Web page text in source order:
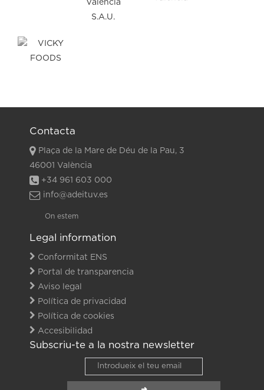
Contacta
Plaça de la Mare de Déu de la Pau, 3
46001 València
+34 961 603 000
info@adeituv.es
On estem
Legal information
Conformitat ENS
Portal de transparencia
Aviso legal
Política de privacidad
Política de cookies
Accesibilidad
Subscriu-te a la nostra newsletter